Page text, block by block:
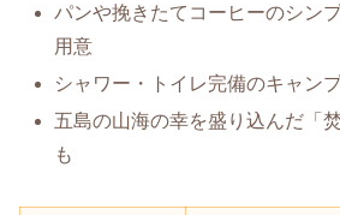
パンや挽きたてコーヒーのシン
用意
シャワー・トイレ完備のキャン
五島の山海の幸を盛り込んだ「
も